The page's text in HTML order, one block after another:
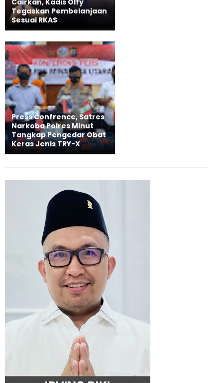
Cairkan, Kadis Olfy
Tegaskan Pembelanjaan
Sesuai RKAS
Press Confrence, Satres
Narkoba Polres Minut
Tangkap Pengedar Obat
Keras Jenis TRY-X